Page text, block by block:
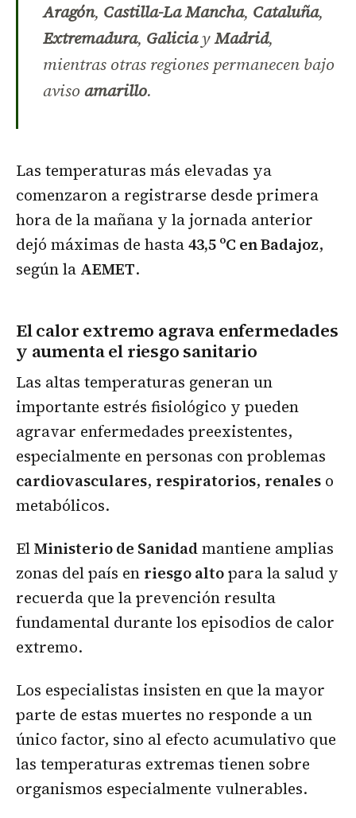
Aragón, Castilla-La Mancha, Cataluña,
Extremadura, GaliciayMadrid,
mientras otras regiones permanecen bajo
aviso amarillo.
Las temperaturas más elevadas ya
comenzaron a registrarse desde primera
hora de la mañana y la jornada anterior
dejó máximas de hasta43,5 ºC en Badajoz,
según la AEMET.
El calor extremo agrava enfermedades
y aumenta el riesgo sanitario
Las altas temperaturas generan un
importante estrés fisiológico y pueden
agravar enfermedades preexistentes,
especialmente en personas con problemas
cardiovasculares, respiratorios, renales o
metabólicos.
ElMinisterio de Sanidadmantiene amplias
zonas del país en riesgo altopara la salud y
recuerda que la prevención resulta
fundamental durante los episodios de calor
extremo.
Los especialistas insisten en que la mayor
parte de estas muertes no responde a un
único factor, sino al efecto acumulativo que
las temperaturas extremas tienen sobre
organismos especialmente vulnerables.